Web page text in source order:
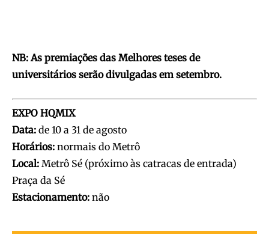
NB: As premiações das Melhores teses de
universitários serão divulgadas em setembro.
EXPO HQMIX
Data: de 10 a 31 de agosto
Horários: normais do Metrô
Local: Metrô Sé (próximo às catracas de entrada)
Praça da Sé
Estacionamento: não